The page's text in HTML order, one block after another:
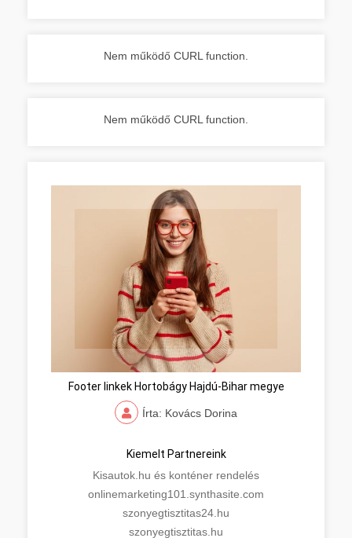
Nem működő CURL function.
Nem működő CURL function.
Footer linkek Hortobágy Hajdú-Bihar megye
Írta: Kovács Dorina
Kiemelt Partnereink
Kisautok.hu és konténer rendelés
onlinemarketing101.synthasite.com
szonyegtisztitas24.hu
szonyegtisztitas.hu